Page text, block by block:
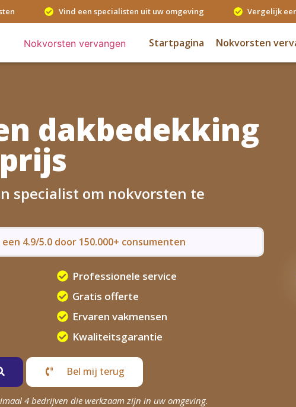
Vind een specialisten uit uw omgeving Vergelijk
Startpagina Nokvorsten
dakbedekking
specialist om nokvorsten te
4.9/5.0 door 150.000+ consumenten
Professionele service
Gratis offerte
Ervaren vakmensen
Kwaliteitsgarantie
Bel mij terug
4 bedrijven die werkzaam zijn in uw omgeving.